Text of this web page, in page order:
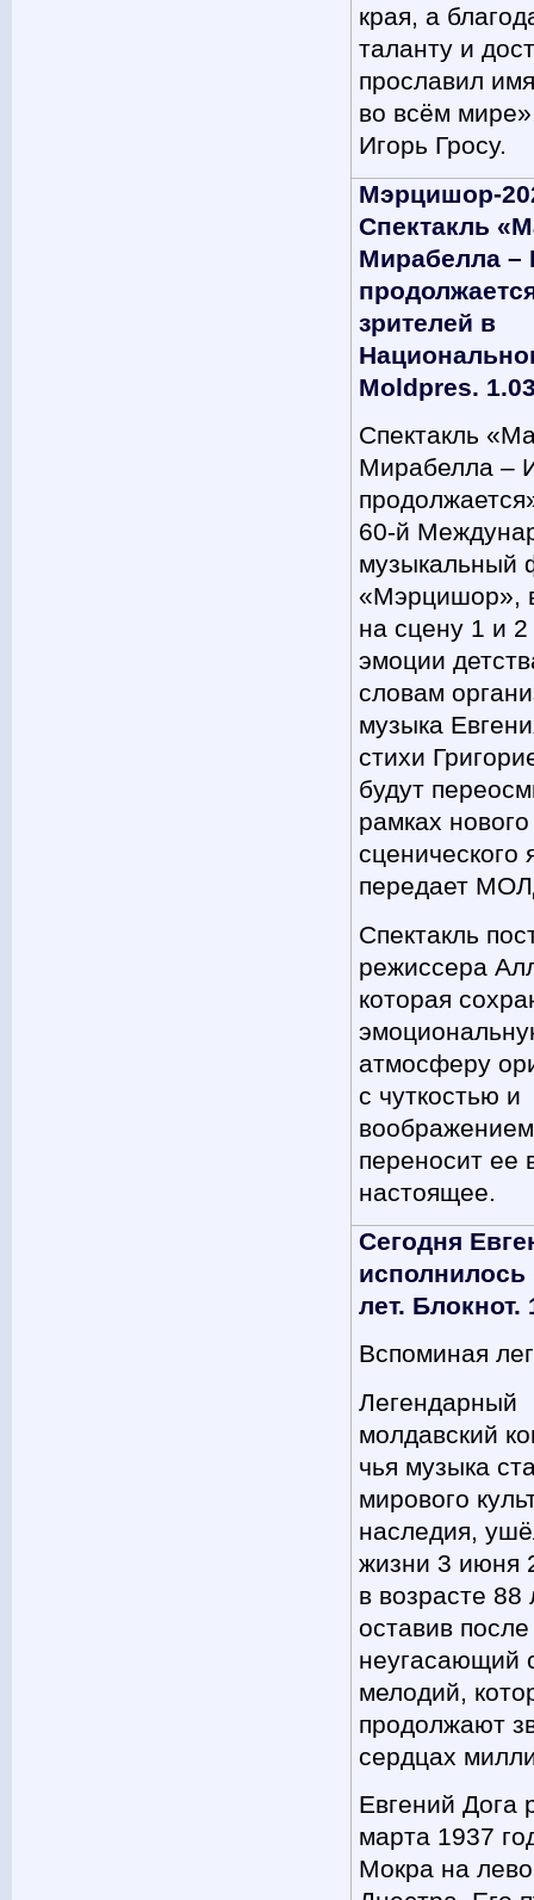
края, а
таланту и
прославил
во всём
Игорь Гросу.
Мэрцишор-
Спектакль
Мирабелла –
зрителей в
Moldpres.
Спектакль
Мирабелла –
60-й
музыкальный
«Мэрцишор»,
на сцену 1 и
эмоции
словам
музыка
стихи
будут
рамках нового
сценического
передает
Спектакль
режиссера
которая
атмосферу
с чуткостью и
воображением
переносит ее
настоящее.
Сегодня
лет. Блокнот.
Вспоминая
Легендарный
молдавский
чья музыка
мирового
наследия,
жизни 3 июня
в возрасте 88
оставив
неугасающий
мелодий,
продолжают
сердцах
Евгений Дога
марта 1937
Мокра на